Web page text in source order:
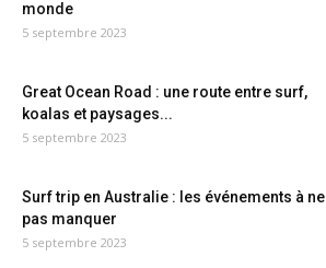
monde
5 septembre 2023
Great Ocean Road : une route entre surf,
koalas et paysages...
5 septembre 2023
Surf trip en Australie : les événements à ne
pas manquer
5 septembre 2023